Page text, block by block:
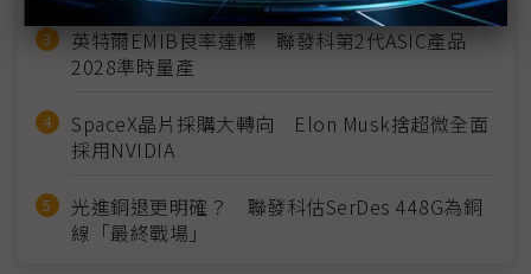
英特爾EMIB良率達標 聯發科第2代ASIC產品
2028準時量產
SpaceX晶片採購大轉向 Elon Musk捨超微全面
採用NVIDIA
光進銅退更明確？ 聯發科估SerDes 448G為銅
線「最終戰場」